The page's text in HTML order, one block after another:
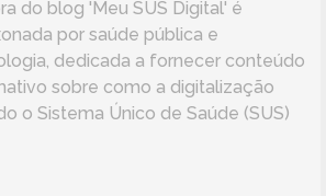
do blog 'Meu SUS Digital' é
por saúde pública e
dedicada a fornecer conteúdo
sobre como a digitalização
o Sistema Único de Saúde (SUS)